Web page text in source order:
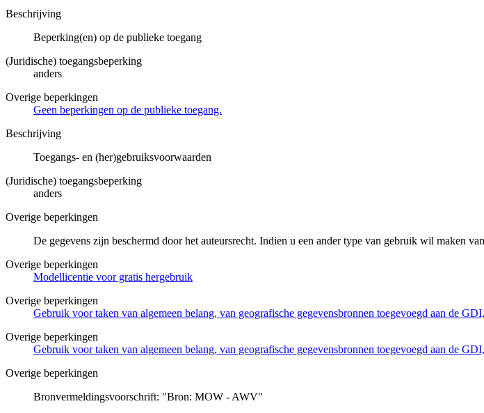
Beschrijving
Beperking(en) op de publieke toegang
(Juridische) toegangsbeperking
anders
Overige beperkingen
Geen beperkingen op de publieke toegang.
Beschrijving
Toegangs- en (her)gebruiksvoorwaarden
(Juridische) toegangsbeperking
anders
Overige beperkingen
De gegevens zijn beschermd door het auteursrecht. Indien u een ander type van gebruik wil maken
Overige beperkingen
Modellicentie voor gratis hergebruik
Overige beperkingen
Gebruik voor taken van algemeen belang, van geografische gegevensbronnen toegevoegd aan de
Overige beperkingen
Gebruik voor taken van algemeen belang, van geografische gegevensbronnen toegevoegd aan de
Overige beperkingen
Bronvermeldingsvoorschrift: "Bron: MOW - AWV"